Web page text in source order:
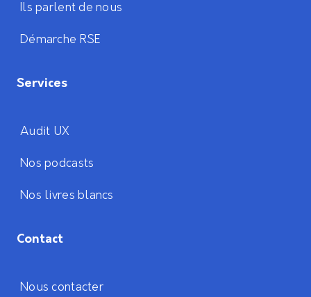
Ils parlent de nous
Démarche RSE
Services
Audit UX
Nos podcasts
Nos livres blancs
Contact
Nous contacter